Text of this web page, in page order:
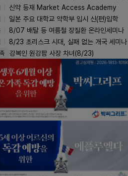
신약 등재 Market Access Academy
일본 주요 대학교 약학부 입시 신(편)입학
8/07 배탈 등 여름철 장질환 온라인세미나
8/23 초리스크 시대, 실패 없는 개국 세미나
강복인 원강팜 사장 차녀(8/23)